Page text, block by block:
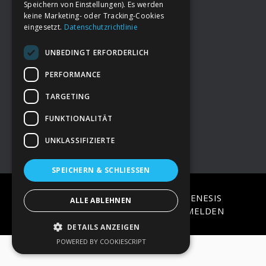
FooterDeine Spende
→ Impressum
→Kontakt zum PAO Team
COPYRIGHT © 2026 · ON
GENESIS
FRAMEWORK·WORDPRESS·ANMELDEN
Speichern von Einstellungen). Es werden
keine Marketing- oder Tracking-Cookies
eingesetzt. Datenschutzrichtlinie
UNBEDINGT ERFORDERLICH
PERFORMANCE
TARGETING
FUNKTIONALITÄT
UNKLASSIFIZIERTE
SPEICHERN & SCHLIESSEN
ALLE ABLEHNEN
DETAILS ANZEIGEN
POWERED BY COOKIESCRIPT